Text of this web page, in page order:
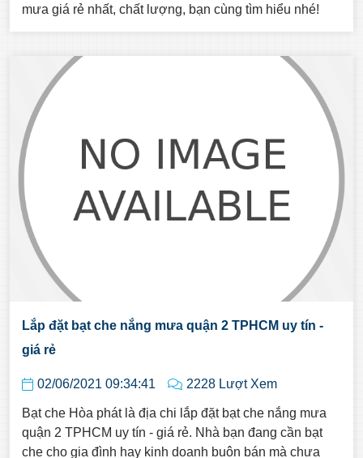
mưa giá rẻ nhất, chất lượng, bạn cùng tìm hiểu nhé!
Lắp đặt bạt che nắng mưa quận 2 TPHCM uy tín -
giá rẻ
02/06/2021 09:34:41 2228 Lượt Xem
Bạt che Hòa phát là địa chi lắp đặt bạt che nắng mưa
quận 2 TPHCM uy tín - giá rẻ. Nhà bạn đang cần bạt
che cho gia đình hay kinh doanh buôn bán mà chưa